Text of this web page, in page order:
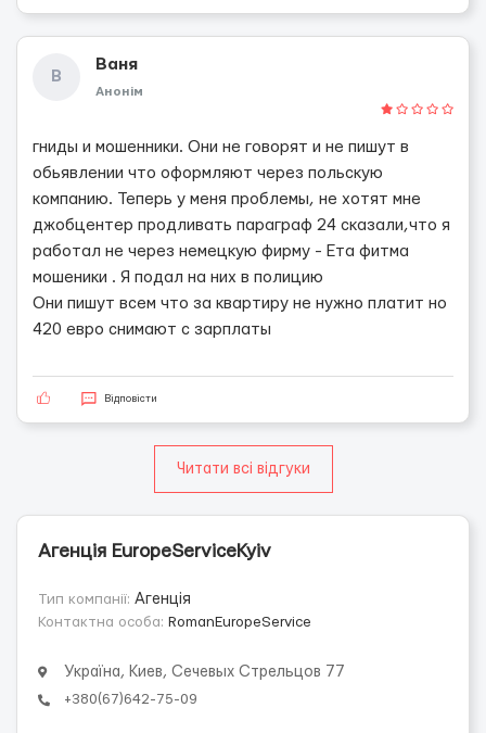
В
Ваня
Анонім
гниды и мошенники. Они не говорят и не пишут в
обьявлении что оформляют через польскую
компанию. Теперь у меня проблемы, не хотят мне
джобцентер продливать параграф 24 сказали,что я
работал не через немецкую фирму - Ета фитма
мошеники . Я подал на них в полицию
Они пишут всем что за квартиру не нужно платит но
420 евро снимают с зарплаты
Відповісти
Читати всі відгуки
Агенція EuropeServiceKyiv
Тип компанії: Агенція
Контактна особа: RomanEuropeService
Україна, Киев, Сечевых Стрельцов 77
+380(67)642-75-09